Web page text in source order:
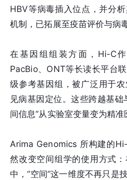
HBV等病毒插入位点，并分
机制，已拓展至疫苗评价与病
在基因组组装方面，Hi-C
PacBio、ONT等长读长平台
级参考基因组，被广泛用于
见病基因定位。这些跨越基础
间信息”从实验室变量变为精准
Arima Genomics 所构建的
然改变空间组学的使用方式
中，“空间”这一维度不再只是